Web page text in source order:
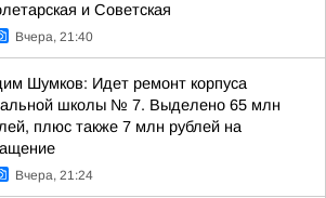
и Советская
Вчера, 21:40
Шумков: Идет ремонт корпуса
школы № 7. Выделено 65 млн
плюс также 7 млн рублей на
Вчера, 21:24